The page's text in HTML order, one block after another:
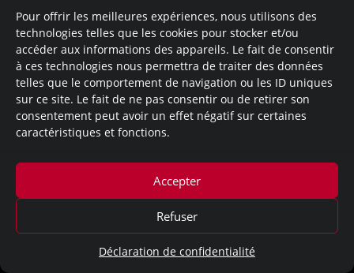
Pour offrir les meilleures expériences, nous utilisons des
technologies telles que les cookies pour stocker et/ou
accéder aux informations des appareils. Le fait de consentir
à ces technologies nous permettra de traiter des données
telles que le comportement de navigation ou les ID uniques
sur ce site. Le fait de ne pas consentir ou de retirer son
consentement peut avoir un effet négatif sur certaines
caractéristiques et fonctions.
Accepter
Refuser
Déclaration de confidentialité